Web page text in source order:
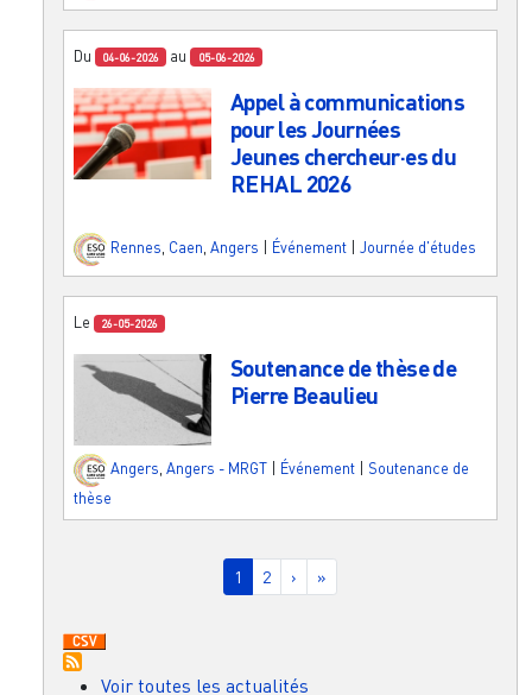
Du 04-06-2026 au 05-06-2026
Appel à communications
pour les Journées
Jeunes chercheur·es du
REHAL 2026
Rennes Caen Angers Événement Journée d'études
Le 26-05-2026
Soutenance de thèse de
Pierre Beaulieu
Angers Angers - MRGT Événement
Soutenance de
thèse
Page courante
1 Page
2 Page suivante
› Dernière page
»
Voir toutes les actualités